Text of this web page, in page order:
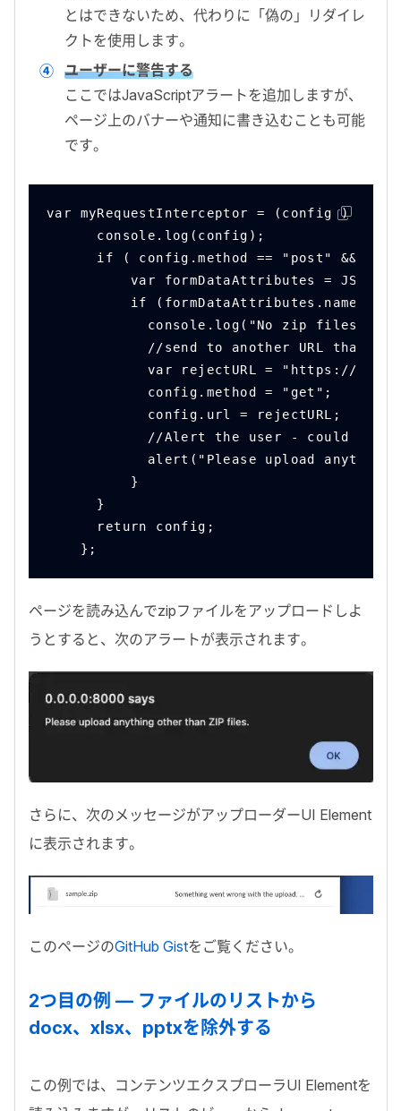
とはできないため、代わりに「偽の」リダイレ
クトを使用します。
ユーザーに警告する
ここではJavaScriptアラートを追加しますが、
ページ上のバナーや通知に書き込むことも可能
です。
var myRequestInterceptor = (config ) => {
      console.log(config);
if ( config.method == "post" &&
var formDataAttributes =
if
console.log("No zip files
//send to another URL that
var rejectURL = "https://
            config.method = "get";
            config.url = rejectURL;
//Alert the user - could also
alert("Please upload anything
          }
      }
      return config;
    };
ページを読み込んでzipファイルをアップロードしよ
うとすると、次のアラートが表示されます。
さらに、次のメッセージがアップローダーUI Element
に表示されます。
このページのGitHub Gistをご覧ください。
2つ目の例 — ファイルのリストから
docx、 xlsx、 pptxを除外する
この例では、コンテンツエクスプローラUI Elementを